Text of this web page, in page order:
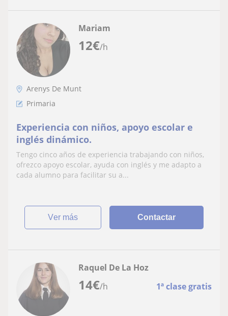
12€/h
Mariam
Arenys De Munt
Primaria
Experiencia con niños, apoyo escolar e
inglés dinámico.
Tengo cinco años de experiencia trabajando con niños,
ofrezco apoyo escolar, ayuda con inglés y me adapto a
cada alumno para facilitar su a...
ver más Contactar
14€/h 1ª clase gratis
Raquel De La Hoz